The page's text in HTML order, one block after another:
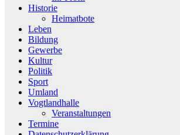
Historie
Heimatbote
Leben
Bildung
Gewerbe
Kultur
Politik
Sport
Umland
Vogtlandhalle
Veranstaltungen
Termine